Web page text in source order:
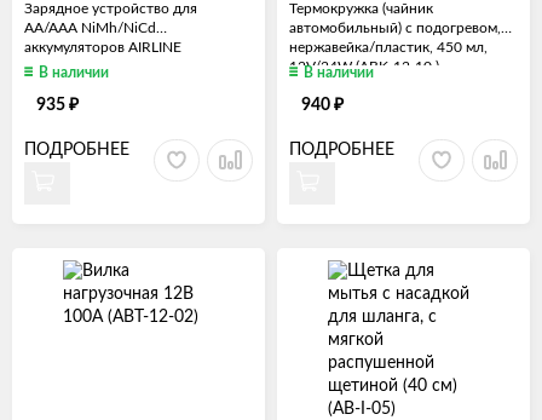
Зарядное устройство для
AA/AAA NiMh/NiCd
аккумуляторов AIRLINE
В наличии
935 ₽
ПОДРОБНЕЕ
Термокружка (чайник
автомобильный) с подогревом,
нержавейка/пластик, 450 мл,
12V/24W (ABK-12-10 )
В наличии
940 ₽
ПОДРОБНЕЕ